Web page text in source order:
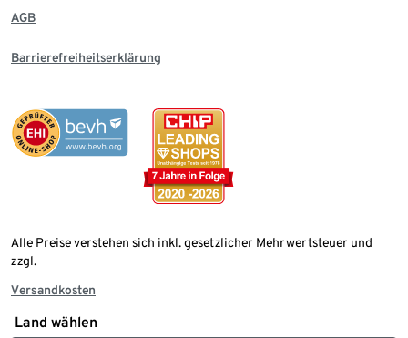
AGB
Barrierefreiheitserklärung
Alle Preise verstehen sich inkl. gesetzlicher Mehrwertsteuer und
zzgl.
Versandkosten
Land wählen